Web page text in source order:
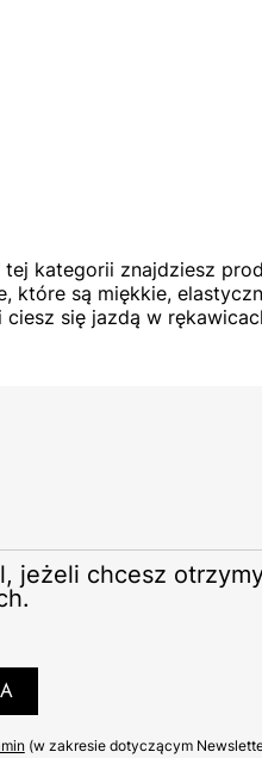
kategorii znajdziesz
są miękkie,
się jazdą w
jeżeli chcesz
(w zakresie dotyczącym